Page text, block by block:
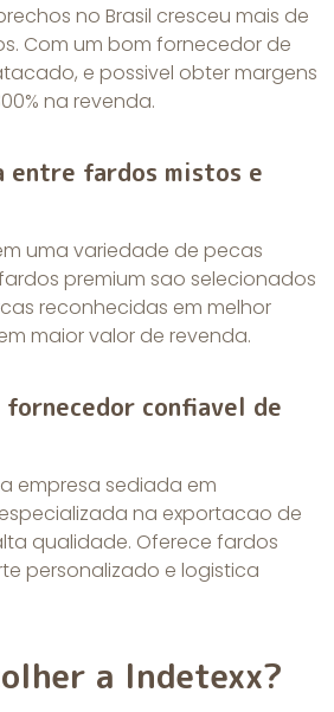
no Brasil cresceu mais de
Com um bom fornecedor de
e possivel obter margens
na revenda.
entre fardos mistos e
uma variedade de pecas
premium sao selecionados
reconhecidas em melhor
maior valor de revenda.
fornecedor confiavel de
empresa sediada em
na exportacao de
qualidade. Oferece fardos
personalizado e logistica
a Indetexx?